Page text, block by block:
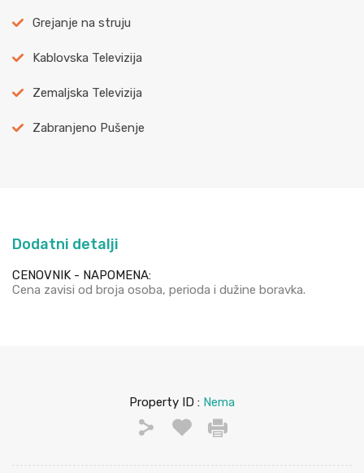
Grejanje na struju
Kablovska Televizija
Zemaljska Televizija
Zabranjeno Pušenje
Dodatni detalji
CENOVNIK - NAPOMENA:
Cena zavisi od broja osoba, perioda i dužine boravka.
Property ID : Nema